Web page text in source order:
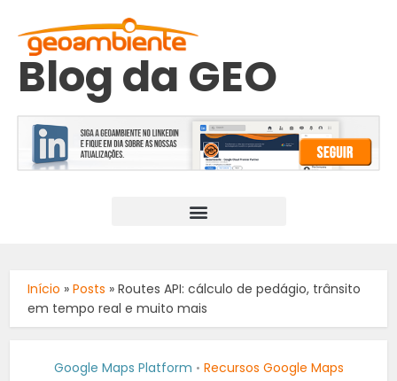
Blog da GEO
Início »Posts »Routes API: cálculo de pedágio, trânsito
em tempo real e muito mais
Google Maps Platform • Recursos Google Maps